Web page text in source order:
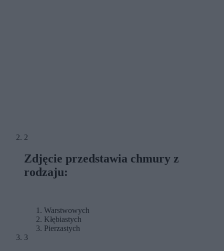
2
Zdjęcie przedstawia chmury z
rodzaju:
Warstwowych
Kłębiastych
Pierzastych
3